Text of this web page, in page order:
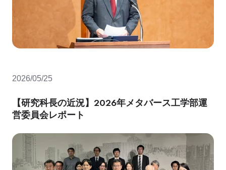
2026/05/25
【研究科長の近況】2026年メタバース工学部運
営委員会レポート